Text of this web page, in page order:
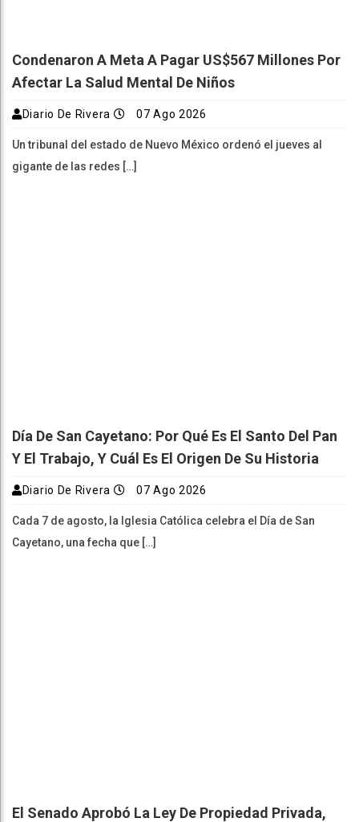
Condenaron A Meta A Pagar US$567 Millones Por
Afectar La Salud Mental De Niños
Diario De Rivera 07 Ago 2026
Un tribunal del estado de Nuevo México ordenó el jueves al
gigante de las redes […]
Día De San Cayetano: Por Qué Es El Santo Del Pan
Y El Trabajo, Y Cuál Es El Origen De Su Historia
Diario De Rivera 07 Ago 2026
Cada 7 de agosto, la Iglesia Católica celebra el Día de San
Cayetano, una fecha que […]
El Senado Aprobó La Ley De Propiedad Privada,